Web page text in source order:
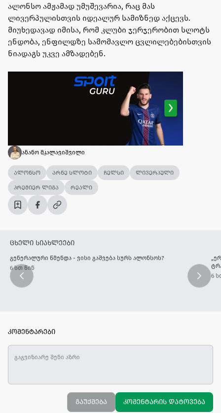
ალონსო ამჟამად უმუშევარია, რაც მას
ლივერპულისთვის იდეალურ სამიზნედ აქცევს.
მიუხედავად იმისა, რომ კლუბი ჯერჯერობით სლოტს
ენდობა, ენფილდზე სამომავლო ცვლილებებისთვის
ნიადაგს უკვე ამზადებენ.
ანანო მკალავიშვილი
ალონსო არნე სლოტი ჩელსი ლივერპული
პრემიერ ლიგა რეალი
ცხელი სიახლეები
6 სთ წინ
გენერალური წმენდა - ვისი გაშვება სურს ალონსოს?
6
კომენტარები
გაუქმება კომენტარის დატოვება